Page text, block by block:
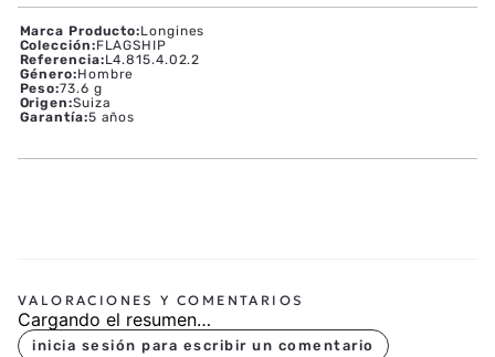
Marca Producto:Longines
Colección:FLAGSHIP
Referencia:L4.815.4.02.2
Género:Hombre
Peso:73.6 g
Origen:Suiza
Garantía:5 años
Cargando el resumen…